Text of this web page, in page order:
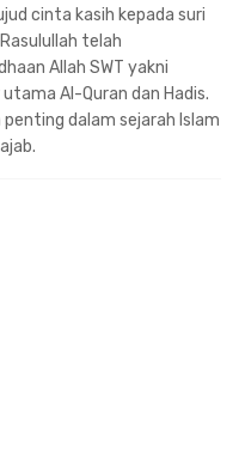
cinta kasih kepada suri
telah
Allah SWT yakni
Al-Quran dan Hadis.
dalam sejarah Islam